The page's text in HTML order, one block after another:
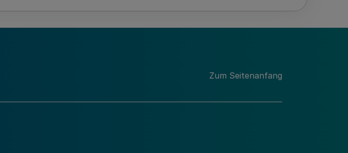
Zum Seitenanfang